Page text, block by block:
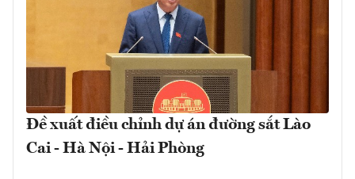
Đề xuất điều chỉnh dự án đường sắt Lào
Cai - Hà Nội - Hải Phòng